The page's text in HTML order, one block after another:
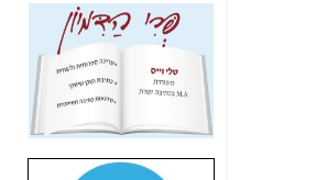
"יש אפליה בחקירה"?
חשיפה: למה השר
משה כחלון לא נחקר
עד היום? -
כאן
חשיפת חשד לשחיתות
הדומה לזו של "תיק
הסלולר -כאן